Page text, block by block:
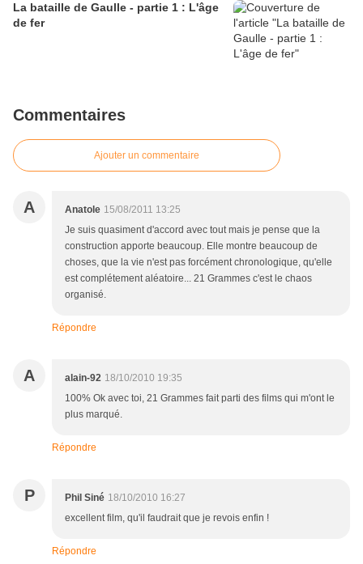
La bataille de Gaulle - partie 1 : L'âge
de fer
Commentaires
Ajouter un commentaire
A Anatole 15/08/2011 13:25
Je suis quasiment d'accord avec tout mais je pense que la
construction apporte beaucoup. Elle montre beaucoup de
choses, que la vie n'est pas forcément chronologique, qu'elle
est complétement aléatoire... 21 Grammes c'est le chaos
organisé.
Répondre
A alain-92 18/10/2010 19:35
100% Ok avec toi, 21 Grammes fait parti des films qui m'ont le
plus marqué.
Répondre
P Phil Siné 18/10/2010 16:27
excellent film, qu'il faudrait que je revois enfin !
Répondre